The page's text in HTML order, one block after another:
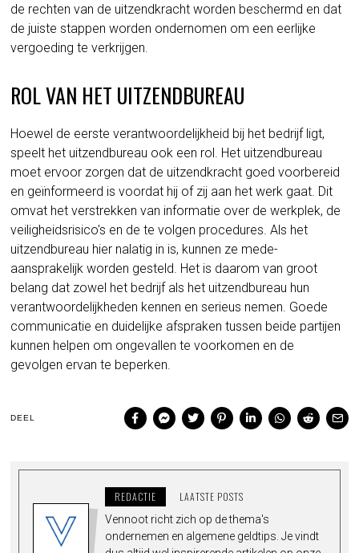
de rechten van de uitzendkracht worden beschermd en dat
de juiste stappen worden ondernomen om een eerlijke
vergoeding te verkrijgen.
ROL VAN HET UITZENDBUREAU
Hoewel de eerste verantwoordelijkheid bij het bedrijf ligt,
speelt het uitzendbureau ook een rol. Het uitzendbureau
moet ervoor zorgen dat de uitzendkracht goed voorbereid
en geïnformeerd is voordat hij of zij aan het werk gaat. Dit
omvat het verstrekken van informatie over de werkplek, de
veiligheidsrisico's en de te volgen procedures. Als het
uitzendbureau hier nalatig in is, kunnen ze mede-
aansprakelijk worden gesteld. Het is daarom van groot
belang dat zowel het bedrijf als het uitzendbureau hun
verantwoordelijkheden kennen en serieus nemen. Goede
communicatie en duidelijke afspraken tussen beide partijen
kunnen helpen om ongevallen te voorkomen en de
gevolgen ervan te beperken.
DEEL
REDACTIE LAATSTE POSTS
Vennoot richt zich op de thema's
ondernemen en algemene geldtips. Je vindt